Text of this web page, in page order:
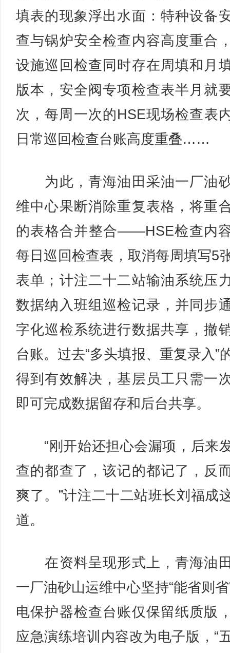
填表的现象浮出水面：特种设备
查与锅炉安全检查内容高度重合
设施巡回检查同时存在周填和月
版本，安全阀专项检查表半月就
次，每周一次的HSE现场检查表
日常巡回检查台账高度重叠……
为此，青海油田采油一厂油
维中心果断消除重复表格，将重
的表格合并整合——HSE检查内
每日巡回检查表，取消每周填写5
表单；计注二十二站输油系统压
数据纳入班组巡检记录，并同步
字化巡检系统进行数据共享，撤
台账。过去“多头填报、重复录入”
得到有效解决，基层员工只需一
即可完成数据留存和后台共享。
“刚开始还担心会漏项，后来
查的都查了，该记的都记了，反
爽了。”计注二十二站班长刘福成
道。
在资料呈现形式上，青海油
一厂油砂山运维中心坚持“能省则
电保护器检查台账仅保留纸质版
应急演练培训内容改为电子版，“